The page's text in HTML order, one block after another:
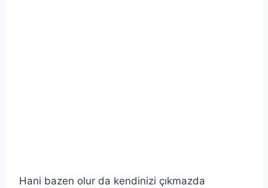
Hani bazen olur da kendinizi çıkmazda